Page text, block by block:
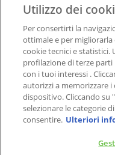
Contattaci
Chi siamo
NEWS&INTERVISTE
PAYBACK GROUP
Concorsi PAYBACK
Extra
all’attività di direzione e
Utilizzo dei
Per consertirti la
ottimale e per
cookie tecnici e statistici.
profilazione di terze
con i tuoi interessi .
autorizzi a memorizzare
dispositivo. Cliccando su
selezionare le categorie
consentire. Ulteriori